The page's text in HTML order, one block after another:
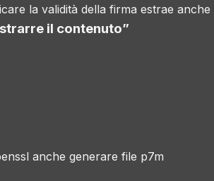
la validità della firma estrae
il contenuto”
anche generare file p7m